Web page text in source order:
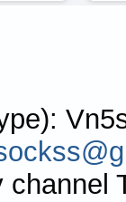
channel